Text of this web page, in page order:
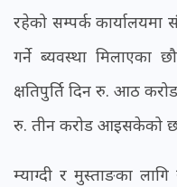
रहेको सम्पर्क
गर्ने ब्यवस्था मिलाएका
क्षतिपुर्ति दिन रु. आठ
रु. तीन करोड आइसकेको छ
म्याग्दी र मुस्ताङका